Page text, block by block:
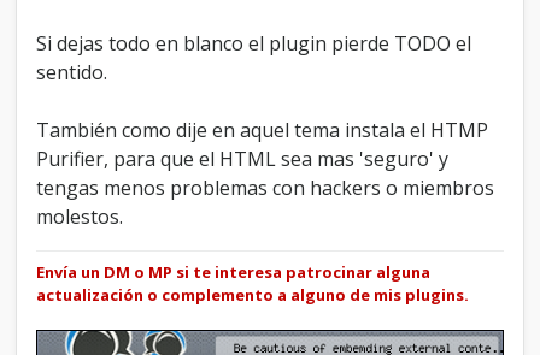
Si dejas todo en blanco el plugin pierde TODO el
sentido.
También como dije en aquel tema instala el HTMP
Purifier, para que el HTML sea mas 'seguro' y
tengas menos problemas con hackers o miembros
molestos.
Envía un DM o MP si te interesa patrocinar alguna
actualización o complemento a alguno de mis plugins.